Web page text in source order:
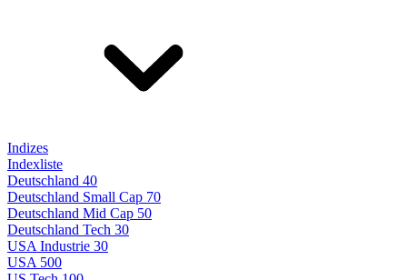
Indizes
Indexliste
Deutschland 40
Deutschland Small Cap 70
Deutschland Mid Cap 50
Deutschland Tech 30
USA Industrie 30
USA 500